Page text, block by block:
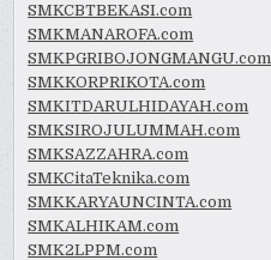
SMKCBTBEKASI.com
SMKMANAROFA.com
SMKPGRIBOJONGMANGU.com
SMKKORPRIKOTA.com
SMKITDARULHIDAYAH.com
SMKSIROJULUMMAH.com
SMKSAZZAHRA.com
SMKCitaTeknika.com
SMKKARYAUNCINTA.com
SMKALHIKAM.com
SMK2LPPM.com